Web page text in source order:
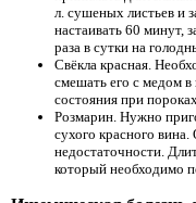
л. сушеных листьев и
настаивать 60 минут,
раза в сутки на
Свёкла красная.
смешать его с медом
состояния при
Розмарин. Нужно
сухого красного
недостаточности.
который необходимо